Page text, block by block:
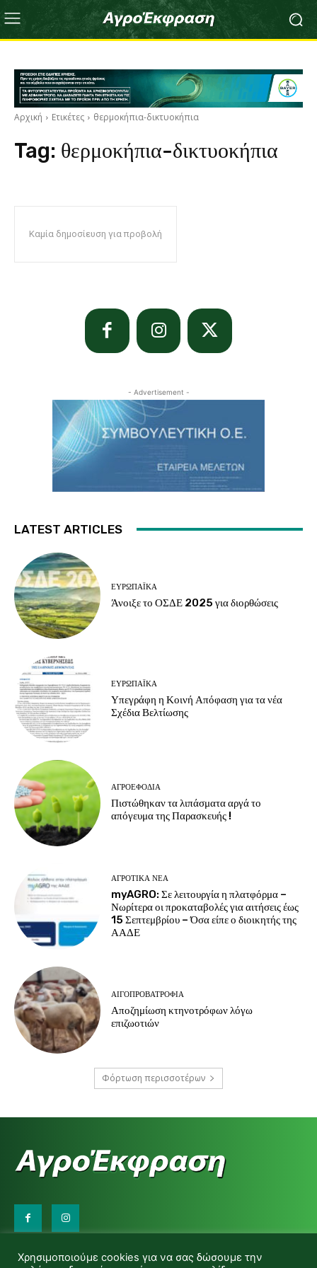
Αρχική Ετικέτες θερμοκήπια-δικτυοκήπια
Tag: θερμοκήπια-δικτυοκήπια
Καμία δημοσίευση για προβολή
- Advertisement -
LATEST ARTICLES
ΕΥΡΩΠΑΪΚΆ
Άνοιξε το ΟΣΔΕ 2025 για διορθώσεις
ΕΥΡΩΠΑΪΚΆ
Υπεγράφη η Κοινή Απόφαση για τα νέα
Σχέδια Βελτίωσης
ΑΓΡΟΕΦΌΔΙΑ
Πιστώθηκαν τα λιπάσματα αργά το
απόγευμα της Παρασκευής !
ΑΓΡΟΤΙΚΆ ΝΈΑ
myAGRO: Σε λειτουργία η πλατφόρμα –
Νωρίτερα οι προκαταβολές για αιτήσεις έως
15 Σεπτεμβρίου – Όσα είπε ο διοικητής της
ΑΑΔΕ
ΑΙΓΟΠΡΟΒΑΤΡΟΦΊΑ
Αποζημίωση κτηνοτρόφων λόγω
επιζωοτιών
Φόρτωση περισσοτέρων
d.makas@yahoo.gr
Χρησιμοποιούμε cookies για να σας δώσουμε την